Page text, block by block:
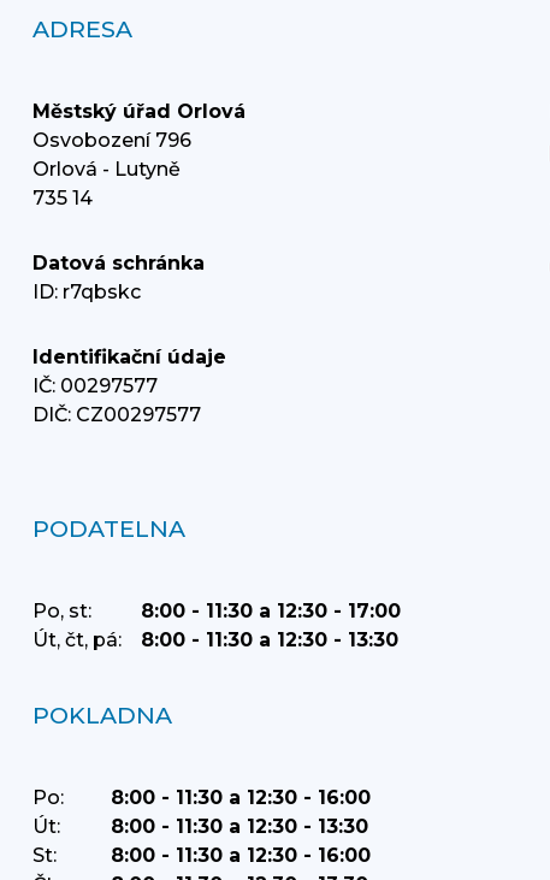
ADRESA
Městský úřad Orlová
Osvobození 796
Orlová - Lutyně
735 14
Datová schránka
ID: r7qbskc
Identifikační údaje
IČ: 00297577
DIČ: CZ00297577
PODATELNA
Po, st:
8:00 - 11:30 a 12:30 - 17:00
Út, čt, pá:
8:00 - 11:30 a 12:30 - 13:30
POKLADNA
Po:
8:00 - 11:30 a 12:30 - 16:00
Út:
8:00 - 11:30 a 12:30 - 13:30
St:
8:00 - 11:30 a 12:30 - 16:00